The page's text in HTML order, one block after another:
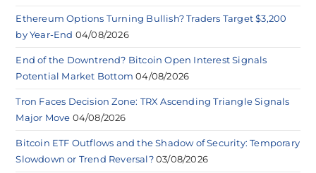
Ethereum Options Turning Bullish? Traders Target $3,200
by Year-End 04/08/2026
End of the Downtrend? Bitcoin Open Interest Signals
Potential Market Bottom 04/08/2026
Tron Faces Decision Zone: TRX Ascending Triangle Signals
Major Move 04/08/2026
Bitcoin ETF Outflows and the Shadow of Security: Temporary
Slowdown or Trend Reversal? 03/08/2026